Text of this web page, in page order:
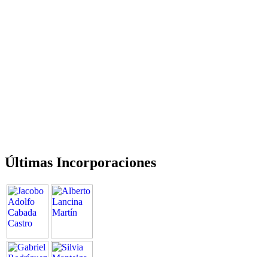
Últimas Incorporaciones